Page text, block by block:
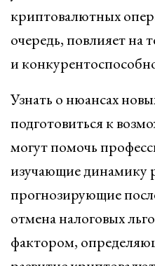
криптовалютных
очередь, повлияет на
и
Узнать о нюансах
подготовиться к
могут помочь
изучающие динамику
прогнозирующие
отмена налоговых
фактором,